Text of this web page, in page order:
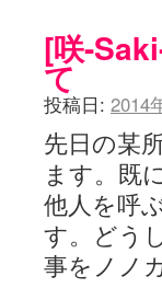
[咲-
て
投稿日: 2014
先日の某
ます。既
他人を呼
す。どう
事をノノ